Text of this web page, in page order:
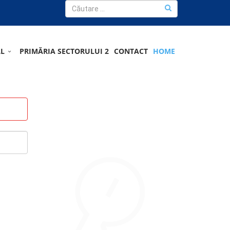
PRIMĂRIA SECTORULUI 2 CONTACT HOME